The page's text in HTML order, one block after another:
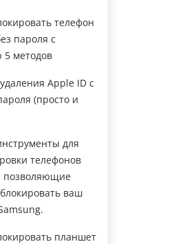
телефон
пароля с
методов
Apple ID с
(просто и
для
телефонов
позволяющие
ваш
планшет